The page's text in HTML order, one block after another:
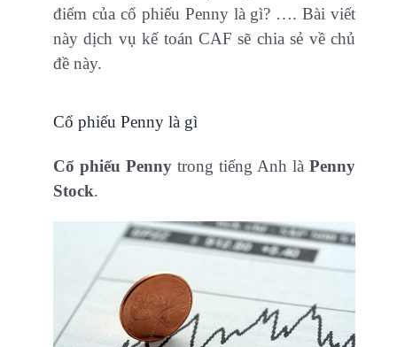
điểm của cổ phiếu Penny là gì? …. Bài viết
này dịch vụ kế toán CAF sẽ chia sẻ về chủ
đề này.
Cổ phiếu Penny là gì
Cổ phiếu Penny trong tiếng Anh làPenny
Stock.